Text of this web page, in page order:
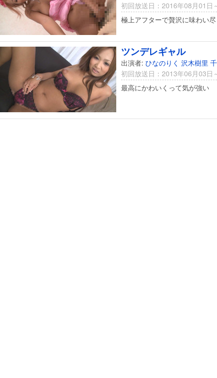
初回放送日：2016年08月01日
極上アフターで贅沢に味わい
ツンデレギャル
出演者: ひなのりく 沢木樹里
初回放送日：2013年06月03日
最高にかわいくって気が強い